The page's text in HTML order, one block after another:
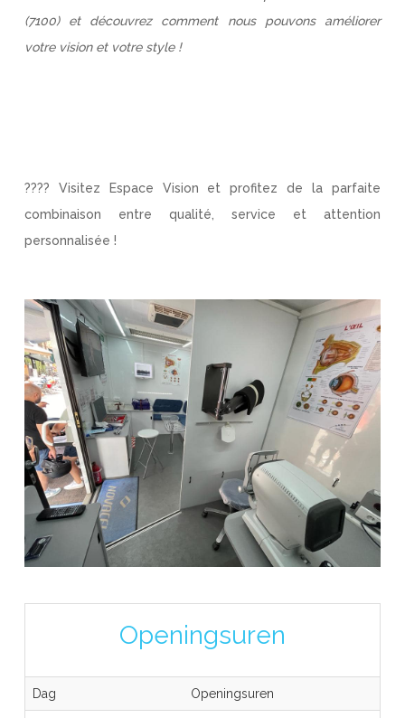
(7100) et découvrez comment nous pouvons améliorer
votre vision et votre style !
???? Visitez Espace Vision et profitez de la parfaite
combinaison entre qualité, service et attention
personnalisée !
Openingsuren
Dag Openingsuren